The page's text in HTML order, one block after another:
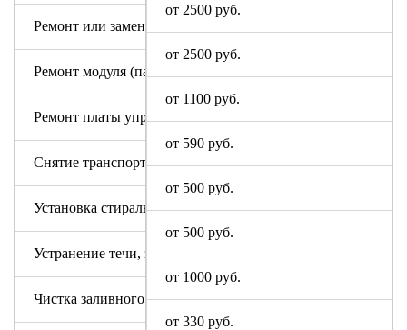
от 2500 руб.
от 2500 руб.
от 1100 руб.
от 590 руб.
от 500 руб.
от 500 руб.
от 1000 руб.
от 330 руб.
Ремонт или замена патрубка
Ремонт модуля (пайка, замена радиодеталей)
Ремонт платы управления или индикации
Снятие транспортировочных болтов
Установка стиральной машины I-Star
Устранение течи, засора
Чистка заливного фильтра Ай-Стар